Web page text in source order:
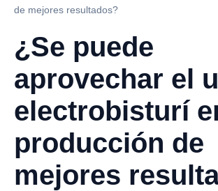
de mejores resultados?
¿Se puede
aprovechar el
electrobisturí
producción de
mejores